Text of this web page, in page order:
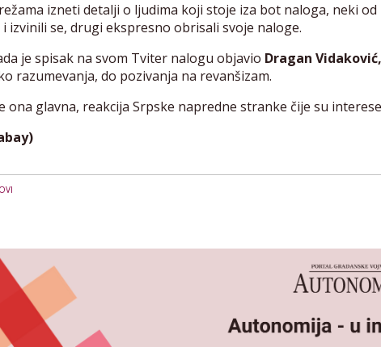
izneti detalji o ljudima koji stoje iza bot naloga, neki
izvinili se, drugi ekspresno obrisali svoje naloge.
je spisak na svom Tviter nalogu objavio Dragan Vidaković,
razumevanja, do pozivanja na revanšizam.
ona glavna, reakcija Srpske napredne stranke čije su